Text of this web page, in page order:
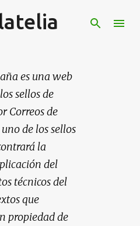
principal
es una web
sellos de
Correos de
de los sellos
la
del
técnicos del
que
propiedad de